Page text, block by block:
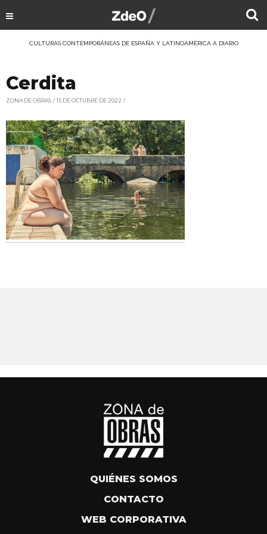
CULTURAS CONTEMPORÁNEAS DE ESPAÑA Y LATINOAMÉRICA A DIARIO
Cerdita
ZONA DE OBRAS 15 DE OCTUBRE DE 2022
QUIÉNES SOMOS
CONTACTO
WEB CORPORATIVA